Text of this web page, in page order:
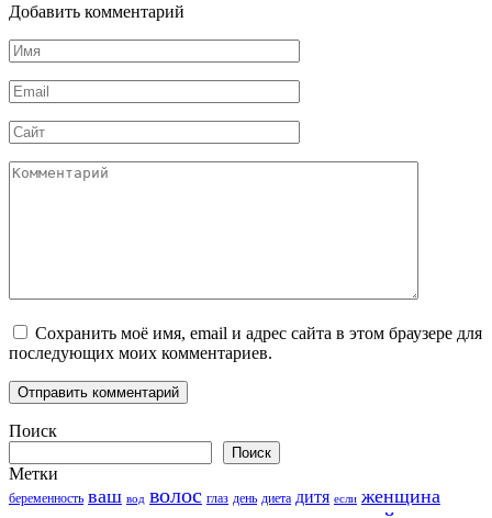
Добавить комментарий
Имя
*
Email
*
Сайт
Комментарий
Сохранить моё имя, email и адрес сайта в этом браузере для
последующих моих комментариев.
Поиск
Поиск
Метки
беременность ваш вод волос глаз день диета дитя если женщина